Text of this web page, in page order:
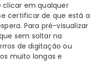
clicar em qualquer
certificar de que está a
Para pré-visualizar
sem soltar na
de digitação ou
muito longas e